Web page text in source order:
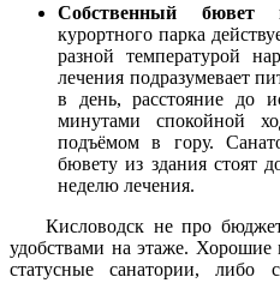
Собственный бювет
курортного парка
разной температурой
лечения подразумевает
в день, расстояние до
минутами спокойной
подъёмом в гору.
бювету из здания стоят
неделю лечения.
Кисловодск не про
удобствами на этаже. Хорошие
статусные санатории, либо